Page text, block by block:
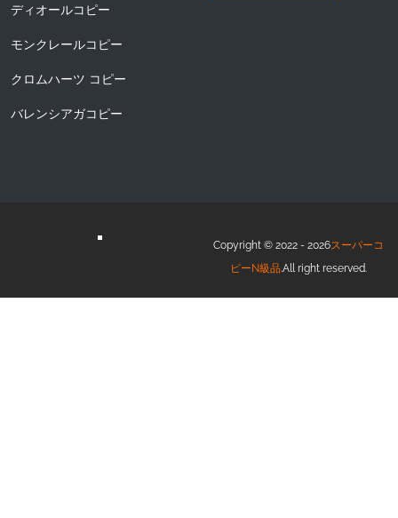
ディオールコピー
モンクレールコピー
クロムハーツ コピー
バレンシアガコピー
Copyright © 2022 - 2026スーパーコ
ピーN級品.All right reserved.